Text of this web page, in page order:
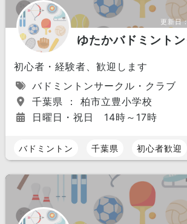
更新日
ゆたかバドミント
初心者・経験者、歓迎します
バドミントンサークル・クラブ
千葉県 ： 柏市立豊小学校
日曜日・祝日 14時～17時
バドミントン 千葉県 初心者歓迎